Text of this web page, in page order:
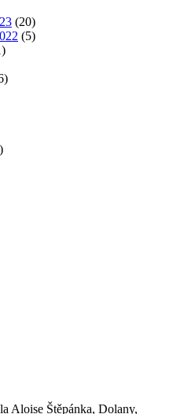
(20)
(5)
Aloise Štěpánka, Dolany,